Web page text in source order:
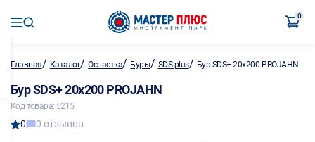
0
Главная/ Каталог/Оснастка/ Буры/ SDS-plus/ Бур SDS+ 20х200 PROJAHN
Бур SDS+ 20х200 PROJAHN
Код товара: 5215
0 0 отзывов